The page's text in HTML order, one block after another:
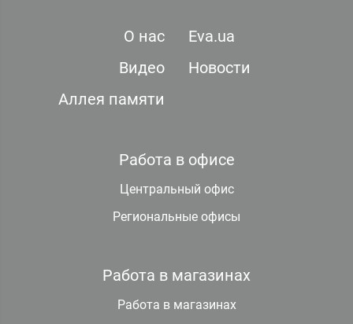
О нас
Eva.ua
Видео
Новости
Аллея памяти
Работа в офисе
Центральный офис
Региональные офисы
Работа в магазинах
Работа в магазинах